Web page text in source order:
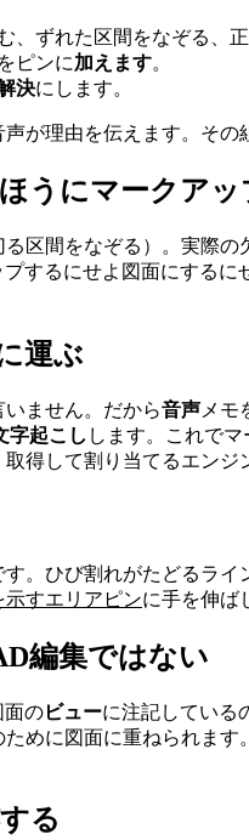
ずれた区間をなぞる、正
ピンに加えます。
決にします。
が理由を伝えます。そ
うにマークアッ
区間をなぞる）。実際の
するにせよ図面にする
運ぶ
ません。だから音声 メ
字起こし します。これで
得して割り当てるエンジ
。ひび割れがたどるラ
すエリアピンに手を伸ば
編集ではない
面のビューに注記している
めに図面に重ねられま
る